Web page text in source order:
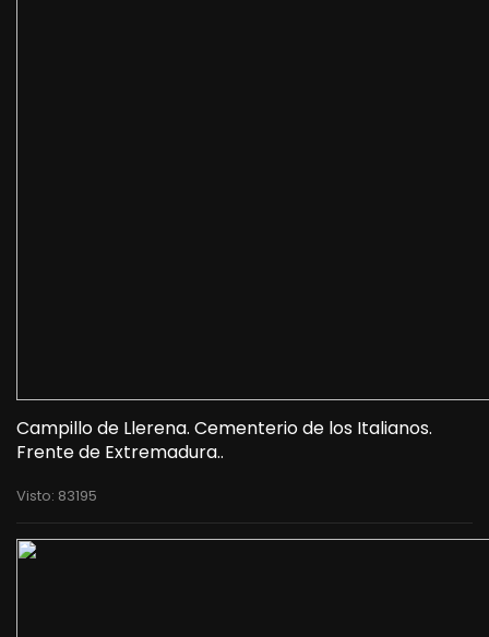
Campillo de Llerena. Cementerio de los Italianos.
Frente de Extremadura..
Visto: 83195